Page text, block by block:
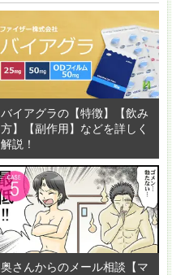
バイアグラの【特徴】【飲み
方】【副作用】などを詳しく
解説！
奥さんからのメール相談【マ